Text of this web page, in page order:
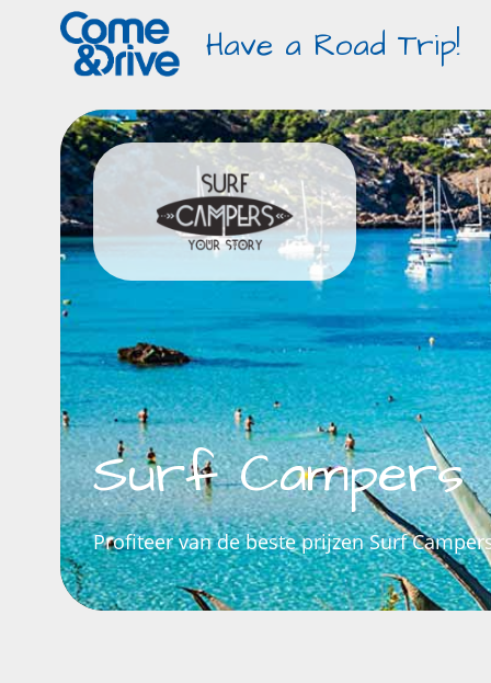
Have a Road Trip!
Surf Campers
Profiteer van de beste prijzen Surf